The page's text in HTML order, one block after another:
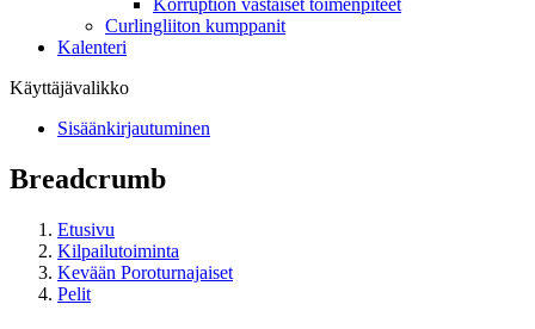
Curlingliiton kumppanit
Kalenteri
Käyttäjävalikko
Sisäänkirjautuminen
Breadcrumb
Etusivu
Kilpailutoiminta
Kevään Poroturnajaiset
Pelit